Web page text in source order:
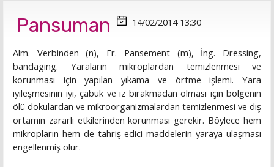
Pansuman 14/02/2014 13:30
Alm. Verbinden (n), Fr. Pansement (m), İng. Dressing,
bandaging. Yaraların mikroplardan temizlenmesi ve
korunması için yapılan yıkama ve örtme işlemi. Yara
iyileşmesinin iyi, çabuk ve iz bırakmadan olması için bölgenin
ölü dokulardan ve mikroorganizmalardan temizlenmesi ve dış
ortamın zararlı etkilerinden korunması gerekir. Böylece hem
mikropların hem de tahriş edici maddelerin yaraya ulaşması
engellenmiş olur.